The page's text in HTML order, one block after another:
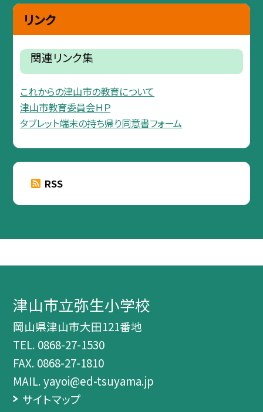
リンク
関連リンク集
これからの津山市の教育について
津山市教育委員会ＨＰ
タブレット端末の持ち帰り同意書フォーム
RSS
津山市立弥生小学校
岡山県津山市大田121番地
TEL. 0868-27-1530
FAX. 0868-27-1810
MAIL. yayoi@ed-tsuyama.jp
サイトマップ